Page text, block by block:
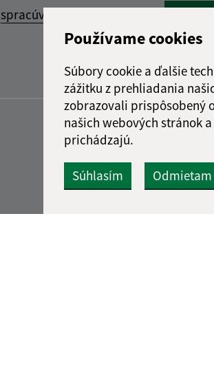
Používame cookies
Súbory cookie a ďalšie
zážitku z prehliadania
zobrazovali prispôsobený
našich webových stránok
prichádzajú.
Súhlasím Odmietam
spracúvaním osobných
Google